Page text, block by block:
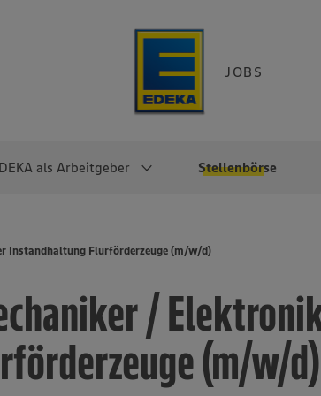
JOBS
als Arbeitgeber Stellenbörse
Direkteinstieg
Noch Fragen?
Überblick
EDEKA-Zentrale
EDEKA Fruchtkontor
EDEKA Foodservice
EDEKA-
Instandhaltung Flurförderzeuge (m/w/d)
/
(m/w/d)